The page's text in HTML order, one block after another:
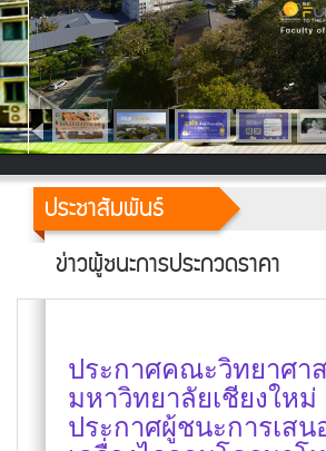
ประชาสัมพันธ์
ข่าวผู้ชนะการประกวดราคา
ประกาศคณะวิทยาศา
มหาวิทยาลัยเชียงใหม่
ประกาศผู้ชนะการเสน